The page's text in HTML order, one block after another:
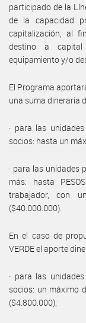
participado de la
de la capacidad
capitalización, al
destino a
equipamiento y/o
El Programa
una suma dineraria
· para las
socios: hasta un
· para las unidades
más: hasta
trabajador, con
($40.000.000).
En el caso de
VERDE el aporte
· para las
socios: un máximo
($4.800.000);